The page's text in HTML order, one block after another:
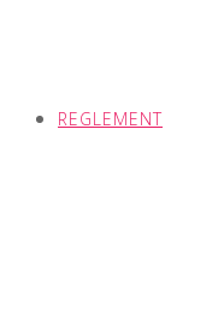
REGLEMENT